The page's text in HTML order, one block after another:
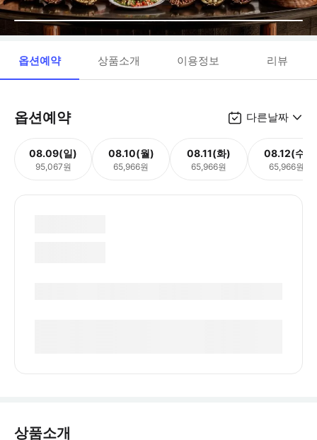
옵션예약 상품소개 이용정보 리뷰
옵션예약 다른날짜
08.09(일)
95,067원
08.10(월)
65,966원
08.11(화)
65,966원
08.12(수)
65,966원
상품소개